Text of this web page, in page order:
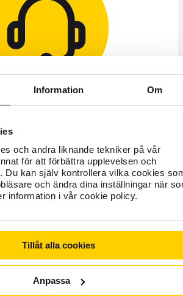
Information Om
och andra liknande tekniker på vår
för att förbättra upplevelsen och
Du kan själv kontrollera vilka cookies
och ändra dina inställningar när
information i vår cookie policy.
Tillåt alla cookies
Anpassa
weekdays 8 a.m. to 5 p.m.
card - Open all hours
email us at info@forex.se, keep in mind
you need to take to our partners. In
you with more specific matters on the
You can find more information on our
FAQ page